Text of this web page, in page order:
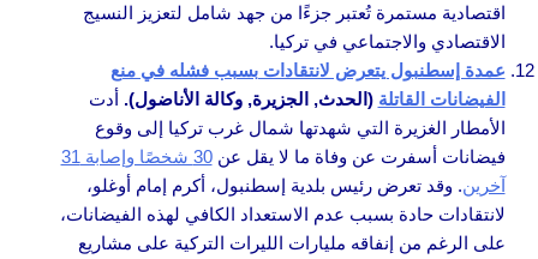
اقتصادية مستمرة تُعتبر جزءًا من جهد شامل لتعزيز النسيج
الاقتصادي والاجتماعي في تركيا.
عمدة إسطنبول يتعرض لانتقادات بسبب فشله في منع
الفيضانات القاتلة (الحدث, الجزيرة, وكالة الأناضول). أدت
الأمطار الغزيرة التي شهدتها شمال غرب تركيا إلى وقوع
فيضانات أسفرت عن وفاة ما لا يقل عن
30 شخصًا وإصابة 31
آخرين. وقد تعرض رئيس بلدية إسطنبول، أكرم إمام أوغلو،
لانتقادات حادة بسبب عدم الاستعداد الكافي لهذه الفيضانات،
على الرغم من إنفاقه مليارات الليرات التركية على مشاريع